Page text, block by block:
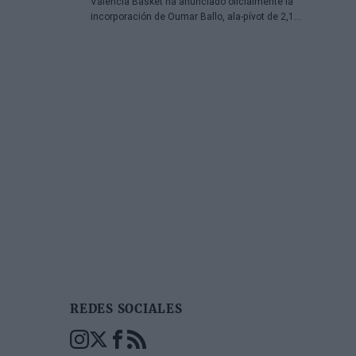
incorporación de Oumar Ballo, ala-pívot de 2,13
REDES SOCIALES